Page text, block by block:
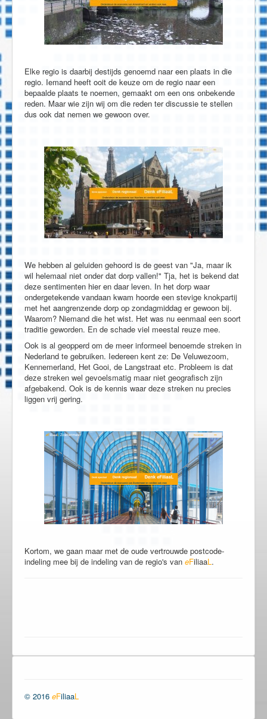
Elke regio is daarbij destijds genoemd naar een plaats in die
regio. Iemand heeft ooit de keuze om de regio naar een
bepaalde plaats te noemen, gemaakt om een ons onbekende
reden. Maar wie zijn wij om die reden ter discussie te stellen
dus ook dat nemen we gewoon over.
We hebben al geluiden gehoord is de geest van "Ja, maar ik
wil helemaal niet onder dat dorp vallen!" Tja, het is bekend dat
deze sentimenten hier en daar leven. In het dorp waar
ondergetekende vandaan kwam hoorde een stevige knokpartij
met het aangrenzende dorp op zondagmiddag er gewoon bij.
Waarom? Niemand die het wist. Het was nu eenmaal een soort
traditie geworden. En de schade viel meestal reuze mee.
Ook is al geopperd om de meer informeel benoemde streken in
Nederland te gebruiken. Iedereen kent ze: De Veluwezoom,
Kennemerland, Het Gooi, de Langstraat etc. Probleem is dat
deze streken wel gevoelsmatig maar niet geografisch zijn
afgebakend. Ook is de kennis waar deze streken nu precies
liggen vrij gering.
Kortom, we gaan maar met de oude vertrouwde postcode-
indeling mee bij de indeling van de regio's van eFiliaaL.
© 2016 eFiliaaL